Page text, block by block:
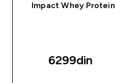
Impact Whey Protein
6299din‎